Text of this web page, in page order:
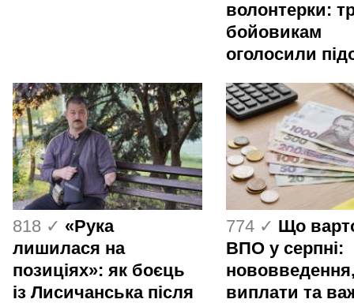
волонтерки:
бойовикам
оголосили
818 ✓ «Рука
лишилася на
позиціях»: як боєць
із Лисичанська після
774 ✓ Що
ВПО у серпні:
виплати та